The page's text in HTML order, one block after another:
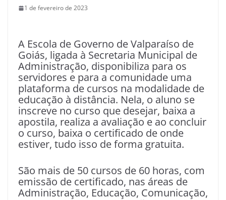
1 de fevereiro de 2023
A Escola de Governo de Valparaíso de
Goiás, ligada à Secretaria Municipal de
Administração, disponibiliza para os
servidores e para a comunidade uma
plataforma de cursos na modalidade de
educação à distância. Nela, o aluno se
inscreve no curso que desejar, baixa a
apostila, realiza a avaliação e ao concluir
o curso, baixa o certificado de onde
estiver, tudo isso de forma gratuita.
São mais de 50 cursos de 60 horas, com
emissão de certificado, nas áreas de
Administração, Educação, Comunicação,